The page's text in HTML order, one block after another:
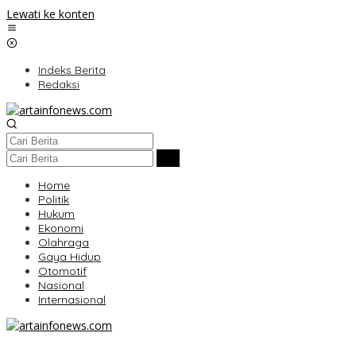
Lewati ke konten
Indeks Berita
Redaksi
Home
Politik
Hukum
Ekonomi
Olahraga
Gaya Hidup
Otomotif
Nasional
Internasional